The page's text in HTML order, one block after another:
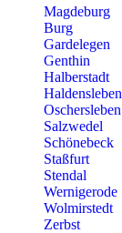
Magdeburg
Burg
Gardelegen
Genthin
Halberstadt
Haldensleben
Oschersleben
Salzwedel
Schönebeck
Staßfurt
Stendal
Wernigerode
Wolmirstedt
Zerbst